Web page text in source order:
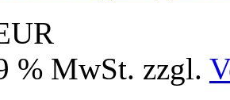
% MwSt. zzgl.